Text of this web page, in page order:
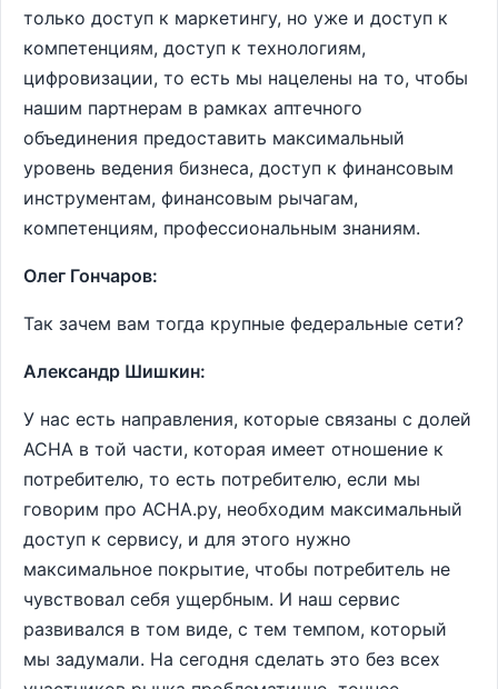
только доступ к маркетингу, но уже и доступ к
компетенциям, доступ к технологиям,
цифровизации, то есть мы нацелены на то, чтобы
нашим партнерам в рамках аптечного
объединения предоставить максимальный
уровень ведения бизнеса, доступ к финансовым
инструментам, финансовым рычагам,
компетенциям, профессиональным знаниям.
Олег Гончаров:
Так зачем вам тогда крупные федеральные сети?
Александр Шишкин:
У нас есть направления, которые связаны с долей
АСНА в той части, которая имеет отношение к
потребителю, то есть потребителю, если мы
говорим про АСНА.ру, необходим максимальный
доступ к сервису, и для этого нужно
максимальное покрытие, чтобы потребитель не
чувствовал себя ущербным. И наш сервис
развивался в том виде, с тем темпом, который
мы задумали. На сегодня сделать это без всех